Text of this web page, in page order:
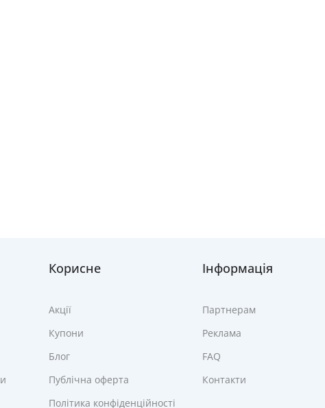
Корисне
Акції
Купони
Блог
Публічна оферта
Політика конфіденційності
Інформація
Партнерам
Реклама
FAQ
Контакти